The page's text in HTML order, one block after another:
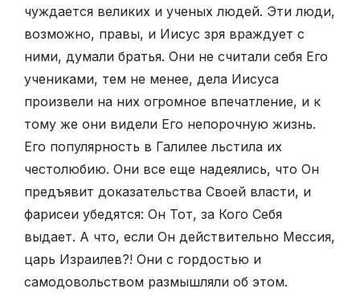
чуждается великих и ученых людей. Эти люди,
возможно, правы, и Иисус зря враждует с
ними, думали братья. Они не считали себя Его
учениками, тем не менее, дела Иисуса
произвели на них огромное впечатление, и к
тому же они видели Его непорочную жизнь.
Его популярность в Галилее льстила их
честолюбию. Они все еще надеялись, что Он
предъявит доказательства Своей власти, и
фарисеи убедятся: Он Тот, за Кого Себя
выдает. А что, если Он действительно Мессия,
царь Израилев?! Они с гордостью и
самодовольством размышляли об этом.